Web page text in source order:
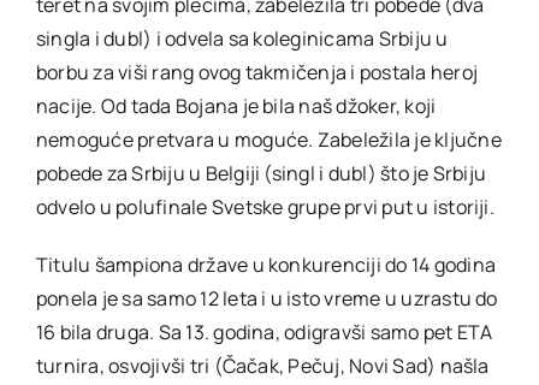
singla i dubl) i odvela sa koleginicama Srbiju u
borbu za viši rang ovog takmičenja i postala heroj
nacije. Od tada Bojana je bila naš džoker, koji
nemoguće pretvara u moguće. Zabeležila je ključne
pobede za Srbiju u Belgiji (singl i dubl) što je Srbiju
odvelo u polufinale Svetske grupe prvi put u istoriji.
Titulu šampiona države u konkurenciji do 14 godina
ponela je sa samo 12 leta i u isto vreme u uzrastu do
16 bila druga. Sa 13. godina, odigravši samo pet ETA
turnira, osvojivši tri (Čačak, Pečuj, Novi Sad) našla